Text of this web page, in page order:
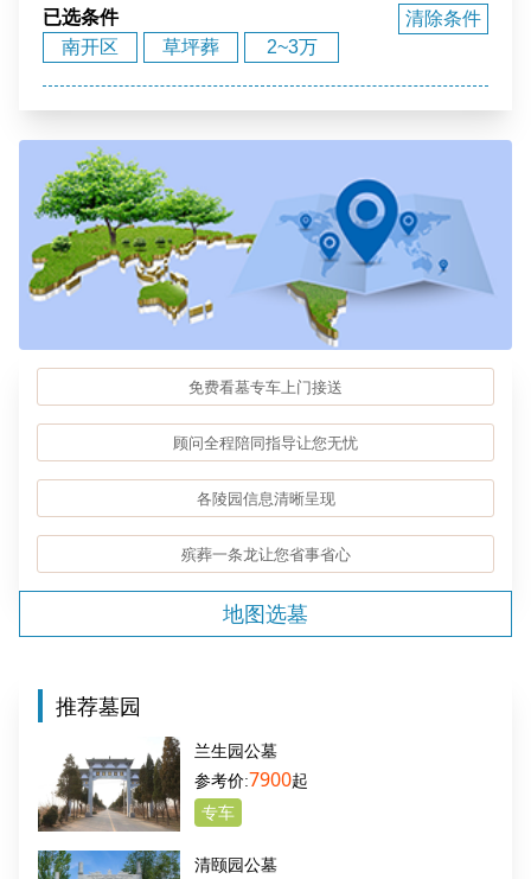
15~20万
已选条件
南开区
草坪葬 2~3万
清除条件
免费看墓专车上门接送
顾问全程陪同指导让您无忧
各陵园信息清晰呈现
殡葬一条龙让您省事省心
地图选墓
推荐墓园
兰生园公墓
7900起
专车
清颐园公墓